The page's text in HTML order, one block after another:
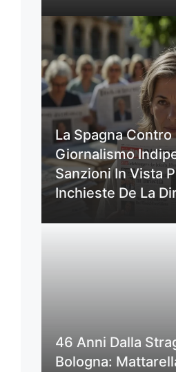
La Spagna Contro
Giornalismo
Sanzioni In Vista
Inchieste De La
46 Anni Dalla
Bologna: